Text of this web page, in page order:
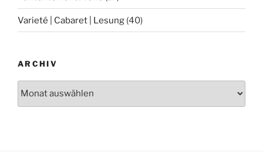
Varieté | Cabaret | Lesung (40)
ARCHIV